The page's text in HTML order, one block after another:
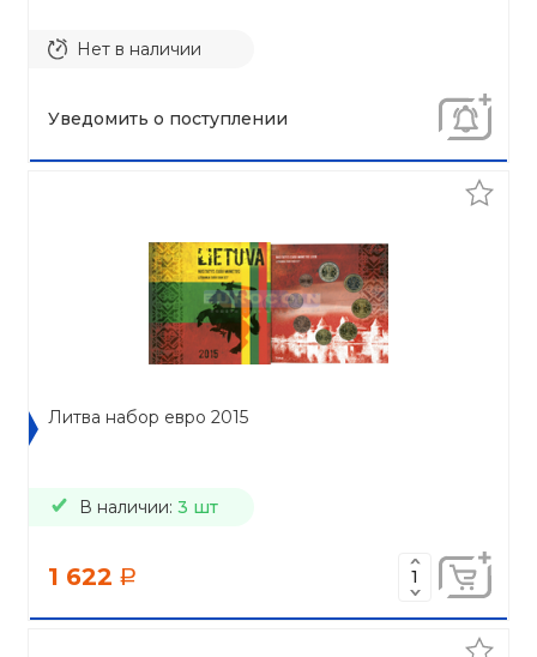
Нет в наличии
Уведомить о поступлении
Литва набор евро 2015
В наличии: 3 шт
1 622 a